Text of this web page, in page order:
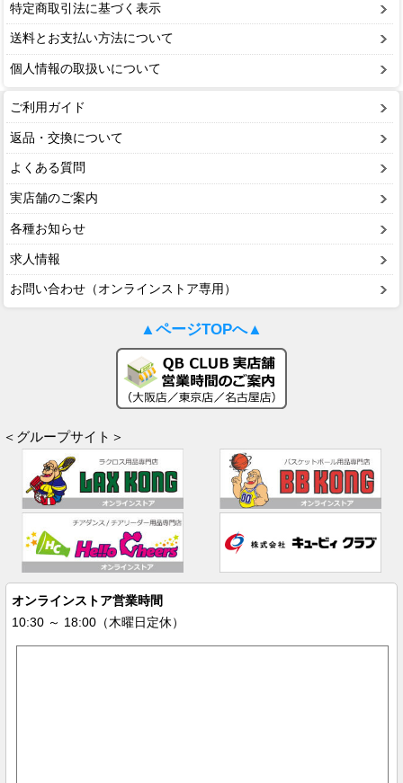
特定商取引法に基づく表示
送料とお支払い方法について
個人情報の取扱いについて
ご利用ガイド
返品・交換について
よくある質問
実店舗のご案内
各種お知らせ
求人情報
お問い合わせ（オンラインストア専用）
▲ページTOPへ▲
＜グループサイト＞
オンラインストア営業時間
10:30 ～ 18:00（木曜日定休）